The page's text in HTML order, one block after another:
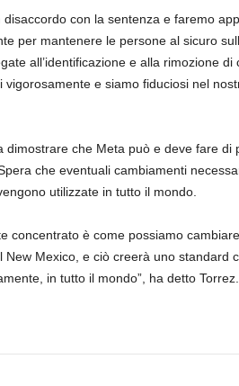
disaccordo con la sentenza e faremo
per mantenere le persone al sicuro
all’identificazione e alla rimozione di
vigorosamente e siamo fiduciosi nel
dimostrare che Meta può e deve fare di
che eventuali cambiamenti
utilizzate in tutto il mondo.
concentrato è come possiamo
New Mexico, e ciò creerà uno standard
in tutto il mondo”, ha detto Torrez.